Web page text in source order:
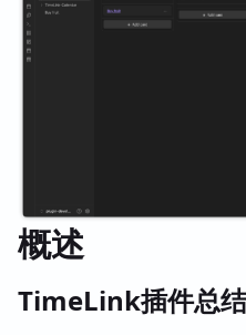
概述
TimeLink插件总结